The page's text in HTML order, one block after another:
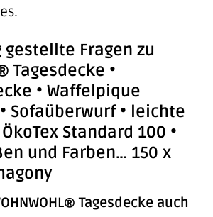
gestellte Fragen zu
Tagesdecke •
• Waffelpique
Sofaüberwurf • leichte
Standard 100 •
und Farben… 150 x
Tagesdecke auch